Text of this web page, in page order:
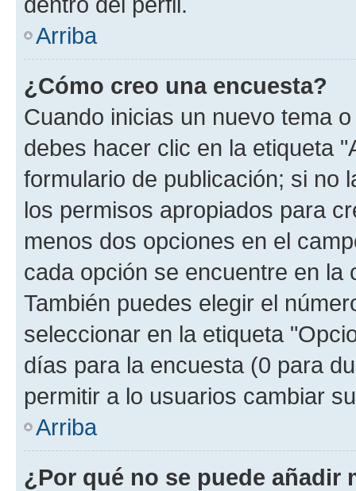
Arriba
¿Cómo creo una encuesta?
Cuando inicias un nuevo tema
debes hacer clic en la etiqueta
formulario de publicación; si no
los permisos apropiados para
menos dos opciones en el
cada opción se encuentre en
También puedes elegir el
seleccionar en la etiqueta
días para la encuesta (0 para
permitir a lo usuarios cambiar
Arriba
¿Por qué no se puede añadir